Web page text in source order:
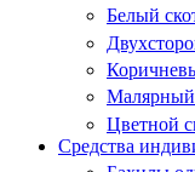
Белый
Малярный
Цветной
Средства